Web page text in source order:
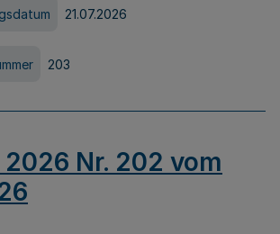
21.07.2026
203
2026 Nr. 202 vom